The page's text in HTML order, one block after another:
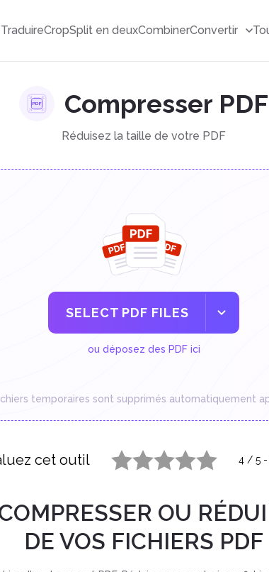
TraduireCropSplit en deuxCombinerConvertir
Compresser PDF
Réduisez la taille de votre PDF
SELECT PDF FILES
ou déposez des PDF ici
temporaires sont supprimés automatiquement
cet outil 4 / 5 -
OU
DE VOS FICHIERS PDF